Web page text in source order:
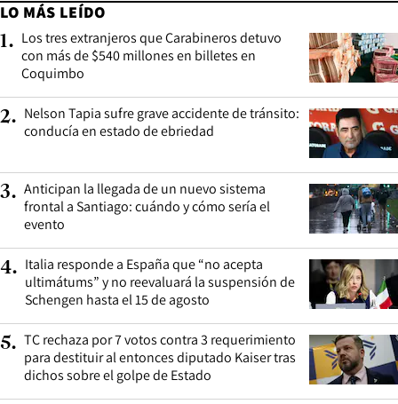
LO MÁS LEÍDO
1. Los tres extranjeros que Carabineros detuvo
con más de $540 millones en billetes en
Coquimbo
2. Nelson Tapia sufre grave accidente de tránsito:
conducía en estado de ebriedad
3. Anticipan la llegada de un nuevo sistema
frontal a Santiago: cuándo y cómo sería el
evento
4. Italia responde a España que “no acepta
ultimátums” y no reevaluará la suspensión de
Schengen hasta el 15 de agosto
5. TC rechaza por 7 votos contra 3 requerimiento
para destituir al entonces diputado Kaiser tras
dichos sobre el golpe de Estado